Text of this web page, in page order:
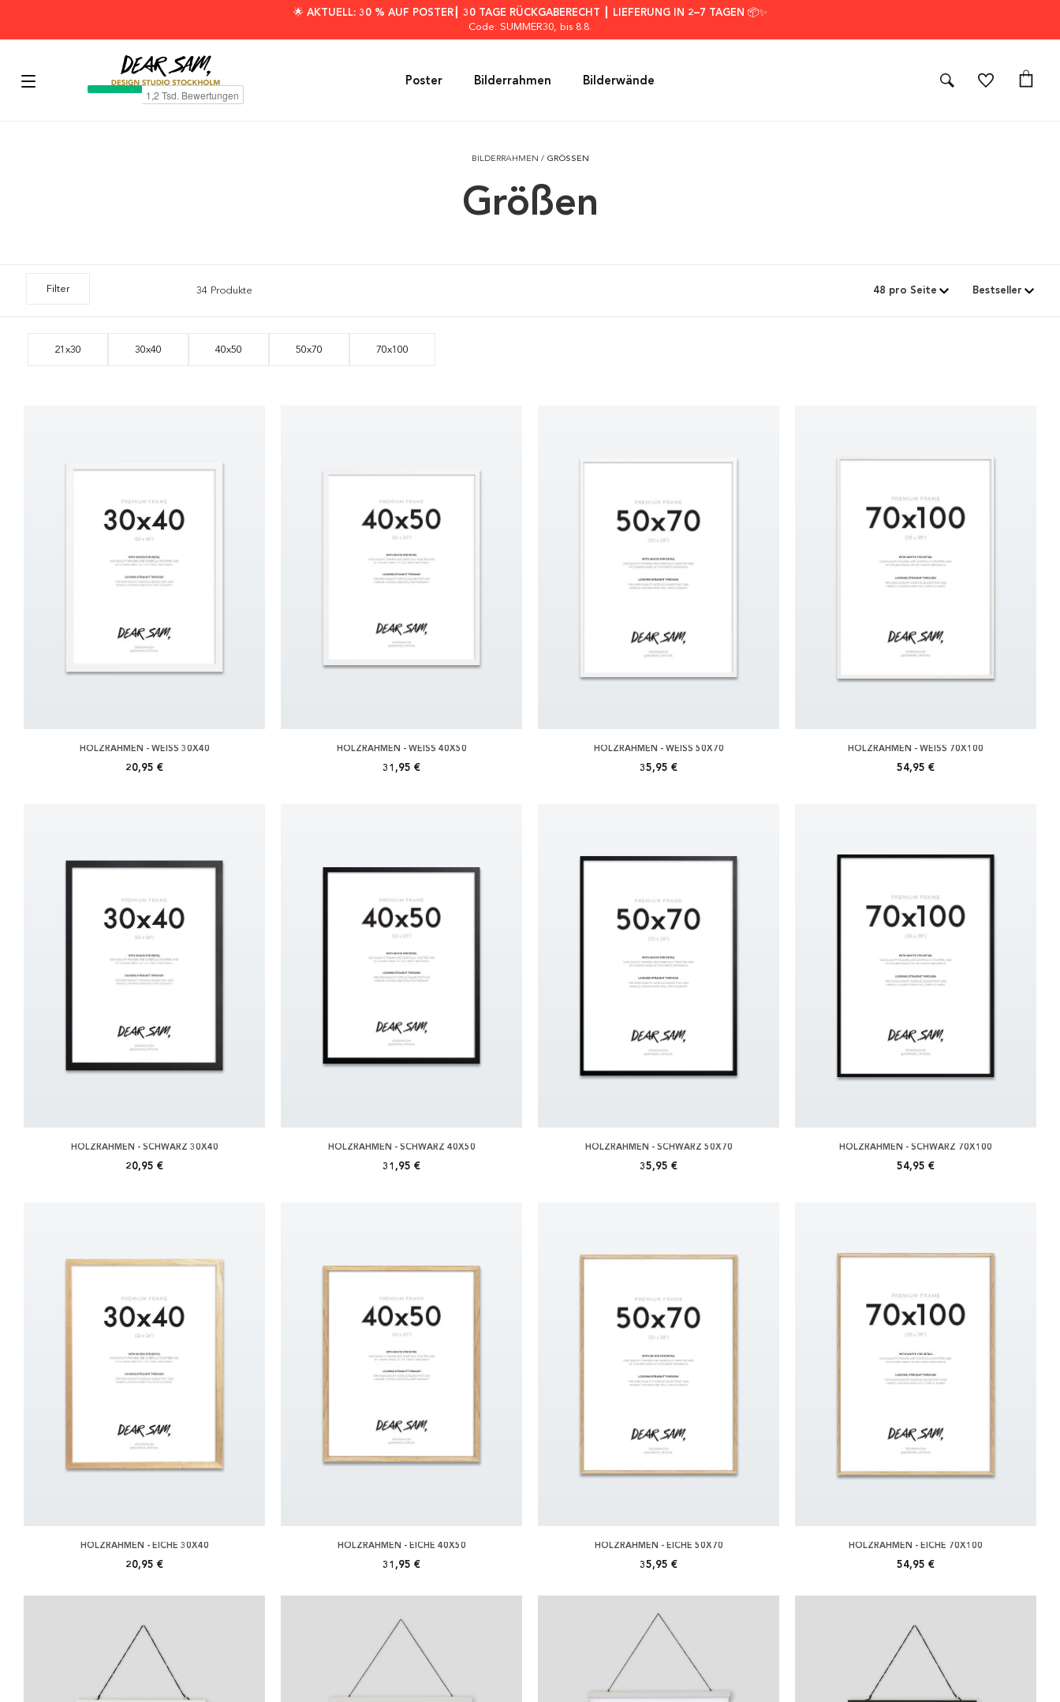
🌟 AKTUELL: 30 % AUF POSTER┃ 30 TAGE RÜCKGABERECHT ┃ LIEFERUNG IN 2–7 TAGEN 📦✨
Code: SUMMER30, bis 8.8.
Poster Bilderrahmen Bilderwände
BILDERRAHMEN / GRÖSSEN
Größen
Filter 34 Produkte
21x30 30x40 40x50 50x70 70x100
HOLZRAHMEN - WEISS 30X40
20,95 €
HOLZRAHMEN - WEISS 40X50
31,95 €
HOLZRAHMEN - WEISS 50X70
35,95 €
HOLZRAHMEN - WEISS 70X100
54,95 €
HOLZRAHMEN - SCHWARZ 30X40
20,95 €
HOLZRAHMEN - SCHWARZ 40X50
31,95 €
HOLZRAHMEN - SCHWARZ 50X70
35,95 €
HOLZRAHMEN - SCHWARZ 70X100
54,95 €
HOLZRAHMEN - EICHE 30X40
20,95 €
HOLZRAHMEN - EICHE 40X50
31,95 €
HOLZRAHMEN - EICHE 50X70
35,95 €
HOLZRAHMEN - EICHE 70X100
54,95 €